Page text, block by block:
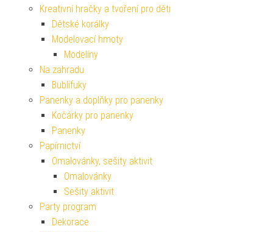
Kreativní hračky a tvoření pro děti
Dětské korálky
Modelovací hmoty
Modelíny
Na zahradu
Bublifuky
Panenky a doplňky pro panenky
Kočárky pro panenky
Panenky
Papírnictví
Omalovánky, sešity aktivit
Omalovánky
Sešity aktivit
Party program
Dekorace